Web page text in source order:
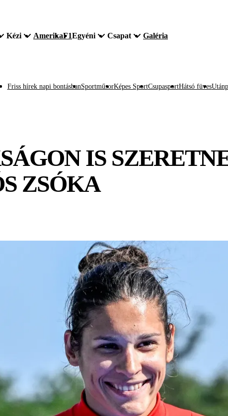
Kézi AmerikaF1Egyéni Csapat Galéria
Friss hírek napi bontásbanSportműsorKépes SportCsupasportHátsó füves
IS
ZSÓKA